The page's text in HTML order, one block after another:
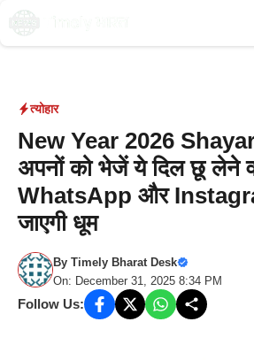
Skip
त्योहार
New Year 2026
अपनों को भेजें ये दिल छू लेने
WhatsApp और
जाएगी धूम
By Timely Bharat Desk
On: December 31, 2025 8:34 PM
Follow Us: